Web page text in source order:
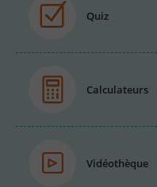
Quiz
Calculateurs
Vidéothèque